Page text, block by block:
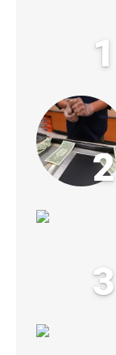
1
2
3